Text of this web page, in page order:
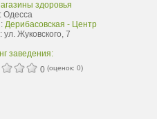
здоровья
Одесса
Дерибасовская - Центр
ул. Жуковского, 7
заведения:
0 (оценок: 0)